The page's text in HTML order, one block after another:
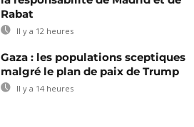
Rabat
Il y a 12 heures
Gaza : les populations sceptiques
malgré le plan de paix de Trump
Il y a 14 heures